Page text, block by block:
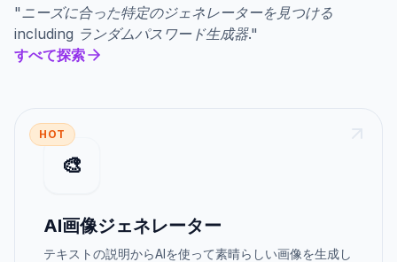
"ニーズに合った特定のジェネレーターを見つける
including ランダムパスワード生成器."
すべて探索
HOT
🎨
AI画像ジェネレーター
テキストの説明からAIを使って素晴らしい画像を生成し